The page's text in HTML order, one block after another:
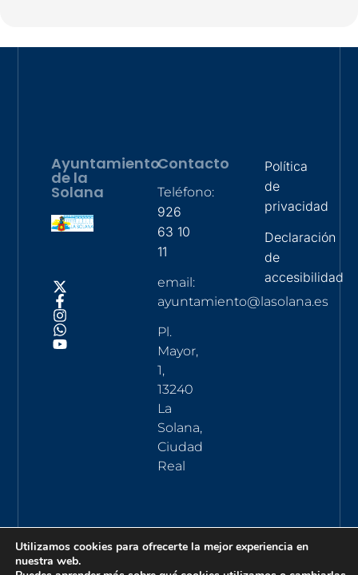
Ayuntamiento
de la
Solana
Contacto
Teléfono:
926
63 10
11
email:
ayuntamiento@lasolana.es
Pl.
Mayor,
1,
13240
La
Solana,
Ciudad
Real
Política
de
privacidad
Declaración
de
accesibilidad
Utilizamos cookies para ofrecerte la mejor experiencia en
nuestra web.